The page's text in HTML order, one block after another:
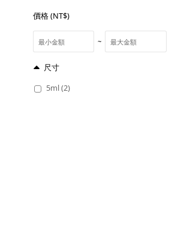
價格 (NT$)
~
尺寸
5ml (2)